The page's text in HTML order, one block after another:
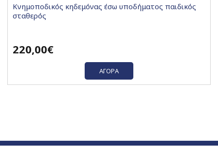
Κνημοποδικός κηδεμόνας έσω υποδήματος παιδικός
σταθερός
220,00€
ΑΓΟΡΆ